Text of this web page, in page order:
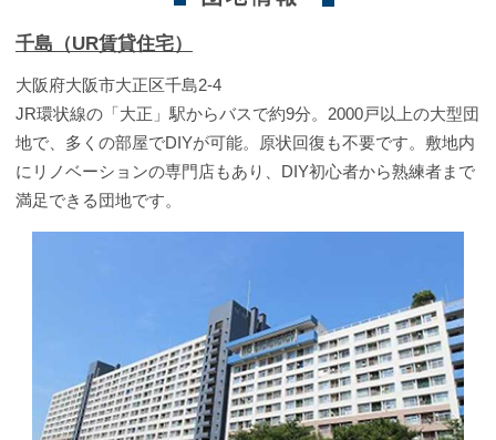
千島（UR賃貸住宅）
大阪府大阪市大正区千島2-4
JR環状線の「大正」駅からバスで約9分。2000戸以上の大型団
地で、多くの部屋でDIYが可能。原状回復も不要です。敷地内
にリノベーションの専門店もあり、DIY初心者から熟練者まで
満足できる団地です。